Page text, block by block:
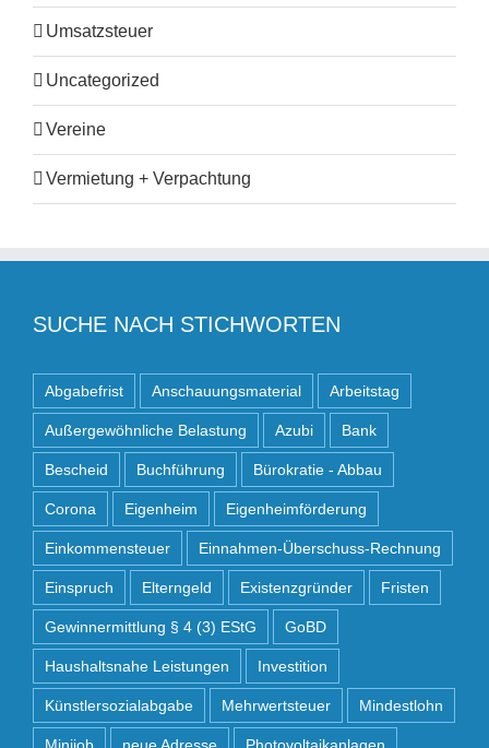
Umsatzsteuer
Uncategorized
Vereine
Vermietung + Verpachtung
SUCHE NACH STICHWORTEN
Abgabefrist Anschauungsmaterial Arbeitstag
Außergewöhnliche Belastung Azubi Bank
Bescheid Buchführung Bürokratie - Abbau
Corona Eigenheim Eigenheimförderung
Einkommensteuer Einnahmen-Überschuss-Rechnung
Einspruch Elterngeld Existenzgründer Fristen
Gewinnermittlung § 4 (3) EStG GoBD
Haushaltsnahe Leistungen Investition
Künstlersozialabgabe Mehrwertsteuer Mindestlohn